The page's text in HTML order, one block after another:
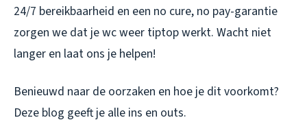
24/7 bereikbaarheid en een no cure, no pay-garantie
zorgen we dat je wc weer tiptop werkt. Wacht niet
langer en laat ons je helpen!
Benieuwd naar de oorzaken en hoe je dit voorkomt?
Deze blog geeft je alle ins en outs.